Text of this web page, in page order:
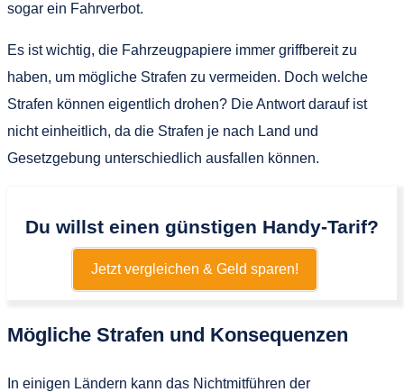
sogar ein Fahrverbot.
Es ist wichtig, die Fahrzeugpapiere immer griffbereit zu
haben, um mögliche Strafen zu vermeiden. Doch welche
Strafen können eigentlich drohen? Die Antwort darauf ist
nicht einheitlich, da die Strafen je nach Land und
Gesetzgebung unterschiedlich ausfallen können.
Du willst einen günstigen Handy-Tarif?
Jetzt vergleichen & Geld sparen!
Mögliche Strafen und Konsequenzen
In einigen Ländern kann das Nichtmitführen der